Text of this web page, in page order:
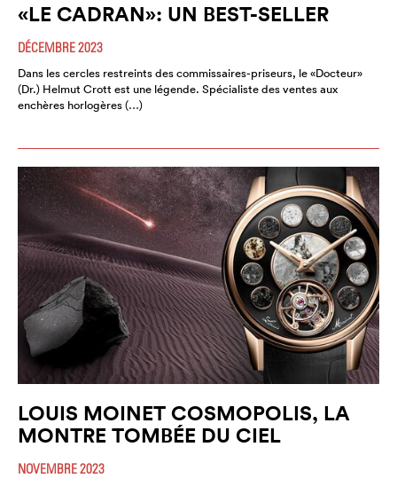
«LE CADRAN»: UN BEST-SELLER
DÉCEMBRE 2023
Dans les cercles restreints des commissaires-priseurs, le «Docteur»
(Dr.) Helmut Crott est une légende. Spécialiste des ventes aux
enchères horlogères (…)
LOUIS MOINET COSMOPOLIS, LA
MONTRE TOMBÉE DU CIEL
NOVEMBRE 2023